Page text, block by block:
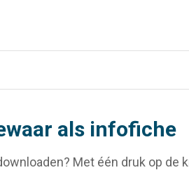
als infofiche
Met één druk op de